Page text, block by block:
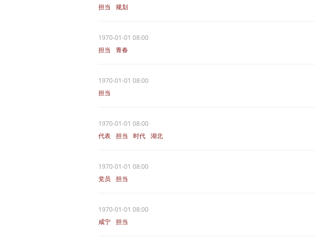
担当
规划
1970-01-01 08:00
担当
青春
1970-01-01 08:00
担当
1970-01-01 08:00
代表 担当 时代 湖北
1970-01-01 08:00
党员
担当
1970-01-01 08:00
咸宁 担当